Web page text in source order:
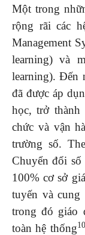
Một trong
rộng rãi các
Management
learning) và
learning). Đến
đã được áp
học, trở
chức và vận
trường số.
Chuyển đổi số
100% cơ sở
tuyến và cung
trong đó giáo
toàn hệ thống10